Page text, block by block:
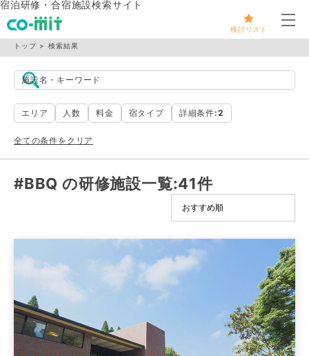
宿泊研修・合宿施設検索サイト
検討リスト
メ
トップ 検索結果
施設名・キーワード
エリア 人数 料金 宿タイプ 詳細条件:2
全ての条件をクリア
#BBQ の研修施設一覧:41件